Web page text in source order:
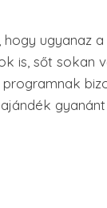
ugyanaz
is, sőt sokan